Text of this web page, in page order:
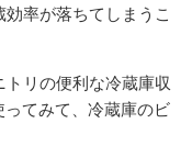
率が落ちてしまうこ
リの便利な冷蔵庫収
てみて、冷蔵庫のビ